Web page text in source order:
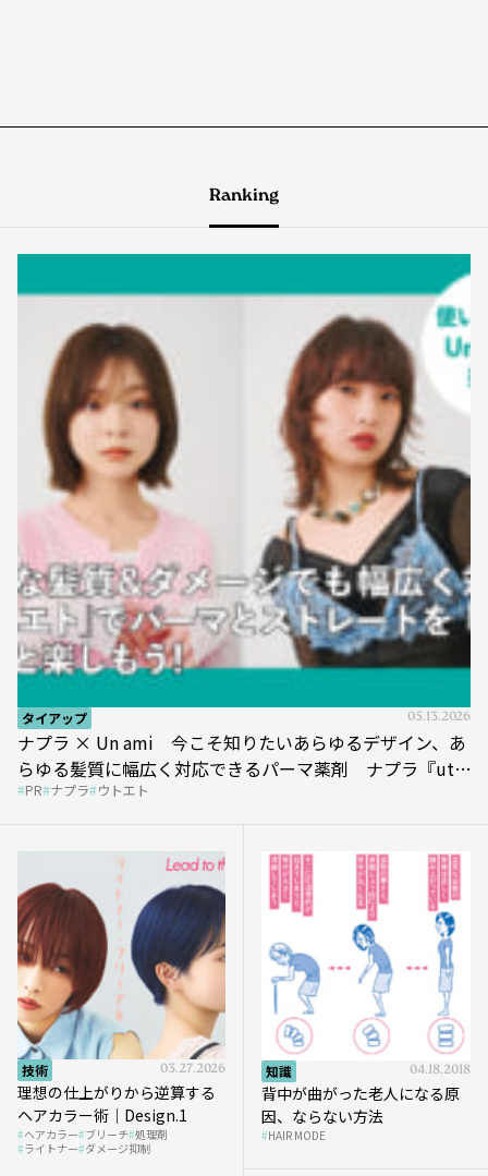
Ranking
タイアップ 05.13.2026
ナプラ × Un ami 今こそ知りたいあらゆるデザイン、あ
らゆる髪質に幅広く対応できるパーマ薬剤 ナプラ『ut-
et』
PR ナプラ ウトエト
技術 03.27.2026
理想の仕上がりから逆算する
ヘアカラー術｜Design.1
ヘアカラー ブリーチ 処理剤
ライトナー ダメージ抑制
知識 04.18.2018
背中が曲がった老人になる原
因、ならない方法
HAIR MODE